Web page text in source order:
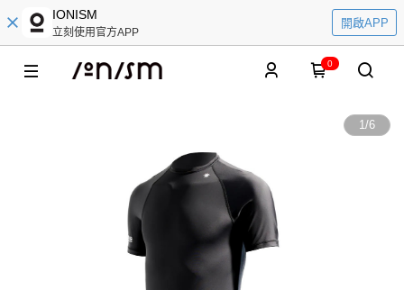
IONISM
立刻使用官方APP
開啟APP
0
1/6